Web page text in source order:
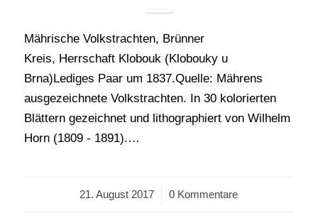
Mährische Volkstrachten, Brünner
Kreis, Herrschaft Klobouk (Klobouky u
Brna)Lediges Paar um 1837.Quelle: Mährens
ausgezeichnete Volkstrachten. In 30 kolorierten
Blättern gezeichnet und lithographiert von Wilhelm
Horn (1809 - 1891).…
21. August 2017
/ 0 Kommentare